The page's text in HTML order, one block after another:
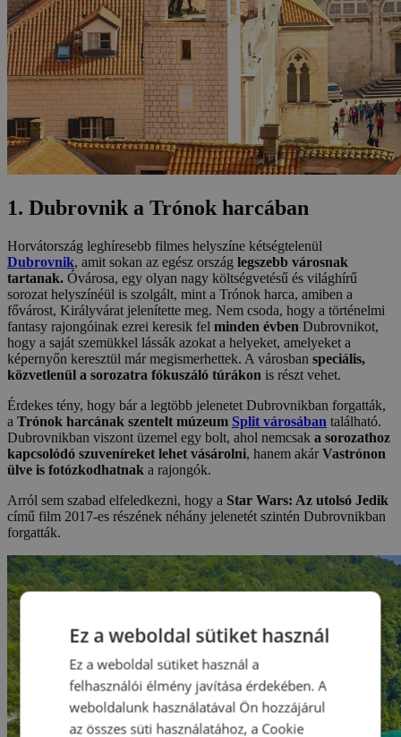
1. Dubrovnik a Trónok harcában
Horvátország leghíresebb filmes helyszíne kétségtelenül
Dubrovnik, amit sokan az egész ország legszebb városnak
tartanak. Óvárosa, egy olyan nagy költségvetésű és világhírű
sorozat helyszínéül is szolgált, mint a Trónok harca, amiben a
fővárost, Királyvárat jelenítette meg. Nem csoda, hogy a történelmi
fantasy rajongóinak ezrei keresik fel minden évben Dubrovnikot,
hogy a saját szemükkel lássák azokat a helyeket, amelyeket a
képernyőn keresztül már megismerhettek. A városban speciális,
közvetlenül a sorozatra fókuszáló túrákon is részt vehet.
Érdekes tény, hogy bár a legtöbb jelenetet Dubrovnikban forgatták,
a Trónok harcának szentelt múzeum Split városában található.
Dubrovnikban viszont üzemel egy bolt, ahol nemcsak a sorozathoz
kapcsolódó szuveníreket lehet vásárolni, hanem akárVastrónon
ülve is fotózkodhatnak a rajongók.
Arról sem szabad elfeledkezni, hogy a Star Wars: Az utolsó Jedik
című film 2017-es részének néhány jelenetét szintén Dubrovnikban
forgatták.
Ez a weboldal sütiket használ
Ez a weboldal sütiket használ a
felhasználói élmény javítása érdekében. A
weboldalunk használatával Ön hozzájárul
az összes süti használatához, a Cookie